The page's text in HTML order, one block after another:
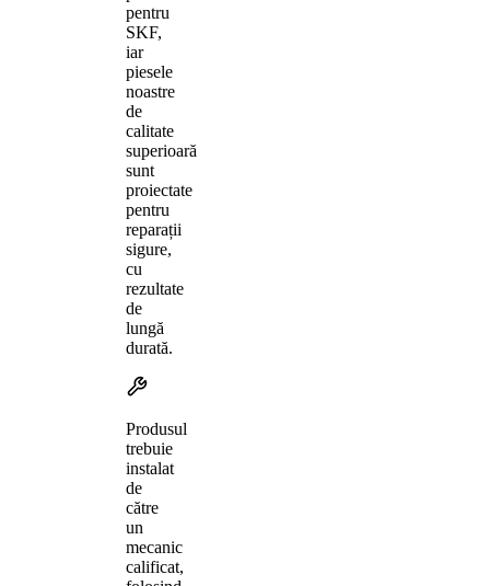
pentru
SKF,
iar
piesele
noastre
de
calitate
superioară
sunt
proiectate
pentru
reparații
sigure,
cu
rezultate
de
lungă
durată.
Produsul
trebuie
instalat
de
către
un
mecanic
calificat,